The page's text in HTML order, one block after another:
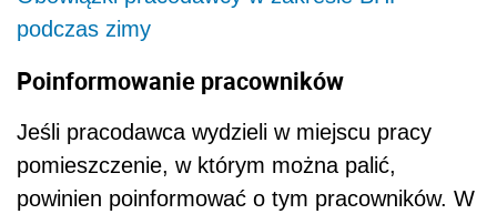
podczas zimy
Poinformowanie pracowników
Jeśli pracodawca wydzieli w miejscu pracy
pomieszczenie, w którym można palić,
powinien poinformować o tym pracowników. W